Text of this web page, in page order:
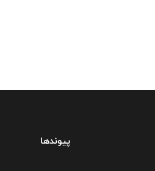
پیوندها